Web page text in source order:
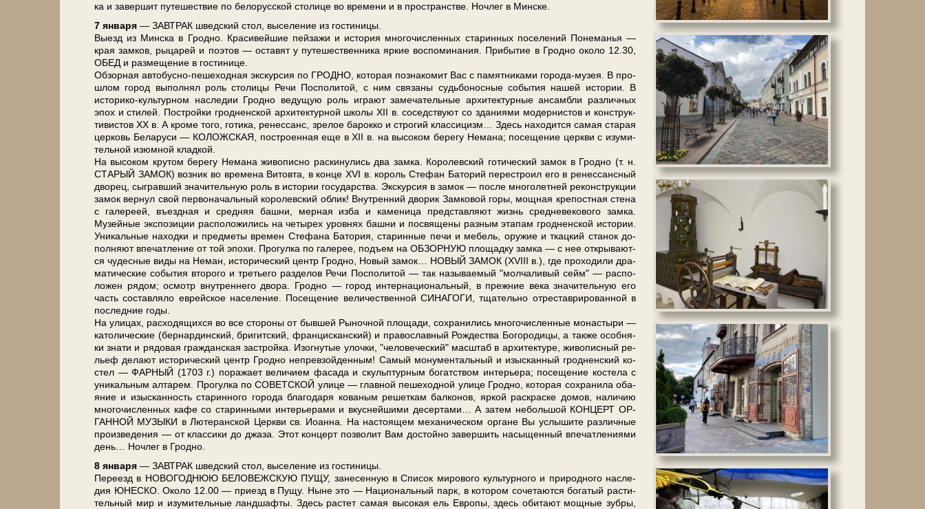
ка и за­вер­шит пу­те­ше­ствие по бе­ло­рус­ской сто­ли­це во вре­ме­ни и в про­стран­стве. Ноч­лег в Мин­ске.
7 ян­ва­ря — ЗАВ­ТРАК швед­ский стол, вы­се­ле­ние из го­сти­ни­цы.
Выезд из Мин­ска в Грод­но. Красивейшие пей­за­жи и ис­то­рия мно­го­чис­лен­ных ста­рин­ных по­се­ле­ний По­не­ма­нья —
края зам­ков, ры­ца­рей и по­этов — оста­вят у пу­те­ше­ствен­ни­ка яр­кие вос­по­ми­на­ния. При­бы­тие в Грод­но око­ло 12.30,
ОБЕД и раз­ме­ще­ние в го­сти­ни­це.
Об­зор­ная автобусно-пешеходная экскурсия по ГРОДНО, ко­то­рая по­зна­ко­мит Вас с па­мят­ни­ка­ми города-музея. В про­
шлом го­род вы­пол­нял роль сто­ли­цы Ре­чи Поспо­ли­той, с ним свя­за­ны судь­бо­нос­ные со­бы­тия на­шей ис­то­рии. В
историко-культурном на­сле­дии Грод­но ве­ду­щую роль иг­ра­ют за­ме­ча­тель­ные ар­хи­тек­тур­ные ан­сам­бли раз­лич­ных
эпох и сти­лей. По­строй­ки грод­нен­ской ар­хи­тек­тур­ной шко­лы XII в. со­сед­ству­ют со зда­ни­я­ми мо­дер­ни­стов и кон­струк­
ти­ви­стов XX в. А кроме то­го, го­ти­ка, ре­нес­санс, зре­лое ба­рок­ко и стро­гий клас­си­цизм… Здесь на­хо­дит­ся са­мая ста­рая
цер­ковь Бе­ла­ру­си — КОЛОЖСКАЯ, по­стро­ен­ная еще в XII в. на вы­со­ком бе­ре­гу Не­ма­на; посещение церк­ви с изу­ми­
тель­ной изюм­ной клад­кой.
На вы­со­ком кру­том бе­ре­гу Не­ма­на жи­во­пис­но рас­ки­ну­лись два зам­ка. Ко­ро­лев­ский го­ти­че­ский за­мок в Грод­но (т. н.
СТАРЫЙ ЗАМОК) воз­ник во вре­ме­на Ви­то­вта, в кон­це XVI в. ко­роль Сте­фан Ба­то­рий пе­ре­стро­ил его в ре­нес­санс­ный
дво­рец, сыг­рав­ший зна­чи­тель­ную роль в ис­то­рии го­су­дар­ства. Экс­кур­сия в за­мок — по­сле многолетней ре­кон­струк­ции
за­мок вернул свой первоначальный королевский об­лик! Внутренний дво­рик Зам­ко­вой го­ры, мощная крепостная стена
с галереей, въездная и средняя баш­ни, мерная изба и каменица пред­став­ля­ют жизнь сред­не­ве­ко­во­го зам­ка.
Музейные экс­по­зи­ции рас­по­ло­жи­лись на че­ты­рех уров­нях баш­ни и по­свя­ще­ны разным этапам грод­нен­ской ис­то­рии.
Уникальные на­ход­ки и пред­ме­ты вре­мен Стефана Батория, ста­рин­ные пе­чи и ме­бель, ору­жие и ткацкий станок до­
пол­ня­ют впе­чат­ле­ние от той эпо­хи. Прогулка по галерее, подъ­ем на ОБЗОРНУЮ пло­щад­ку зам­ка — с нее от­кры­ва­ют­
ся чу­дес­ные ви­ды на Не­ман, ис­то­ри­че­ский центр Грод­но, Но­вый за­мок… НОВЫЙ ЗАМОК (XVIII в.), где про­хо­ди­ли дра­
ма­ти­че­ские со­бы­тия вто­ро­го и тре­тье­го раз­де­лов Ре­чи Поспо­ли­той — так на­зы­ва­е­мый "мол­ча­ли­вый сейм" — рас­по­
ло­жен ря­дом; осмотр внут­рен­не­го дво­ра. Грод­но — го­род ин­тер­на­ци­о­наль­ный, в преж­ние ве­ка зна­чи­тель­ную его
часть со­став­ля­ло ев­рей­ское на­се­ле­ние. По­се­ще­ние ве­ли­че­ствен­ной СИНАГОГИ, тща­тель­но от­ре­ста­ври­ро­ван­ной в
по­след­ние го­ды.
На ули­цах, рас­хо­дя­щих­ся во все сто­ро­ны от быв­шей Рыночной пло­ща­ди, со­хра­ни­лись мно­го­чис­лен­ные мо­на­сты­ри —
ка­то­ли­че­ские (бер­нар­дин­ский, бри­гит­ский, фран­цис­кан­ский) и пра­во­слав­ный Рож­де­ства Бо­го­ро­ди­цы, а так­же особ­ня­
ки зна­ти и ря­до­вая граж­дан­ская за­строй­ка. Изогнутые улоч­ки, "че­ло­ве­че­ский" мас­штаб в ар­хи­тек­ту­ре, жи­во­пис­ный ре­
льеф де­ла­ют ис­то­ри­че­ский центр Грод­но непревзойденным! Са­мый мо­ну­мен­таль­ный и изыс­кан­ный грод­нен­ский ко­
стел — ФАРНЫЙ (1703 г.) по­ра­жа­ет ве­ли­чи­ем фа­са­да и скульп­тур­ным бо­гат­ством ин­те­рье­ра; посещение ко­сте­ла с
уни­каль­ным ал­та­рем. Прогулка по СОВЕТСКОЙ ули­це — глав­ной пе­ше­ход­ной ули­це Грод­но, ко­то­рая со­хра­ни­ла оба­
я­ние и изыс­кан­ность ста­рин­но­го го­ро­да благодаря ко­ва­ным ре­шет­кам бал­ко­нов, яр­кой рас­крас­ке до­мов, на­ли­чию
мно­го­чис­лен­ных ка­фе со ста­рин­ны­ми ин­те­рье­ра­ми и вкус­ней­ши­ми де­сер­та­ми… А затем не­боль­шой КОНЦЕРТ ОР­
ГАН­НОЙ МУЗЫКИ в Лютеранской Церкви св. Иоан­на. На на­сто­я­щем механическом органе Вы услы­ши­те раз­лич­ные
произведения — от клас­си­ки до джа­за. Этот кон­церт поз­во­лит Вам до­стой­но завершить на­сы­щен­ный впе­чат­ле­ни­я­ми
день… Ноч­лег в Грод­но.
8 ян­ва­ря — ЗАВ­ТРАК швед­ский стол, вы­се­ле­ние из го­сти­ни­цы.
Пе­ре­езд в НОВОГОДНЮЮ БЕЛОВЕЖСКУЮ ПУЩУ, за­не­сен­ную в Спи­сок ми­ро­во­го куль­тур­но­го и при­род­но­го на­сле­
дия ЮНЕСКО. Около 12.00 — приезд в Пущу. Ныне это — На­ци­о­наль­ный парк, в ко­то­ром со­че­та­ют­ся бо­га­тый рас­ти­
тель­ный мир и изу­ми­тель­ные ланд­шаф­ты. Здесь рас­тет са­мая вы­со­кая ель Ев­ро­пы, здесь оби­та­ют мощ­ные зуб­ры,